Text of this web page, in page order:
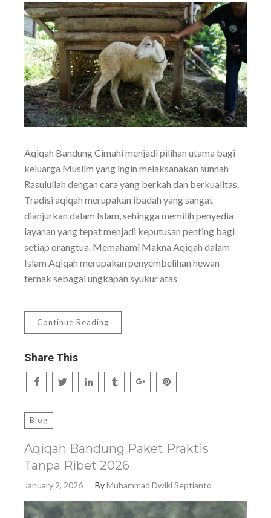
Aqiqah Bandung Cimahi menjadi pilihan utama bagi
keluarga Muslim yang ingin melaksanakan sunnah
Rasulullah dengan cara yang berkah dan berkualitas.
Tradisi aqiqah merupakan ibadah yang sangat
dianjurkan dalam Islam, sehingga memilih penyedia
layanan yang tepat menjadi keputusan penting bagi
setiap orangtua. Memahami Makna Aqiqah dalam
Islam Aqiqah merupakan penyembelihan hewan
ternak sebagai ungkapan syukur atas
Continue Reading
Share This
Blog
Aqiqah Bandung Paket Praktis
Tanpa Ribet 2026
January 2, 2026 ByMuhammad Dwiki Septianto